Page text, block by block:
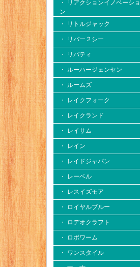
・ リアクションイノベーショ
ン
・ リトルジャック
・ リバー２シー
・ リバティ
・ ルーハージェンセン
・ ルームズ
・ レイクフォーク
・ レイクランド
・ レイサム
・ レイン
・ レイドジャパン
・ レーベル
・ レスイズモア
・ ロイヤルブルー
・ ロデオクラフト
・ ロボワーム
・ ワンスタイル